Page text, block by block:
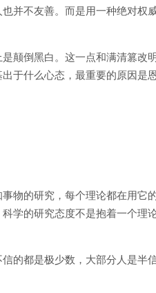
并不友善。而是用一种绝对权
颠倒黑白。这一点和满清篡改
于什么心态，最重要的原因
物的研究，每个理论都在用它
学的研究态度不是抱着一个理
的都是极少数，大部分人是半